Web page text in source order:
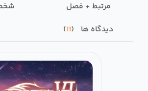
مرتبط + فصل
دیدگاه ها
11